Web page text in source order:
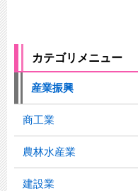
カテゴリメニュー
産業振興
商工業
農林水産業
建設業